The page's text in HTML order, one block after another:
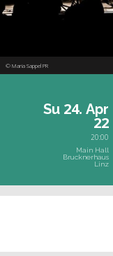
© Maria Sappel PR
Su 24. Apr
22
20:00
Main Hall
Brucknerhaus
Linz